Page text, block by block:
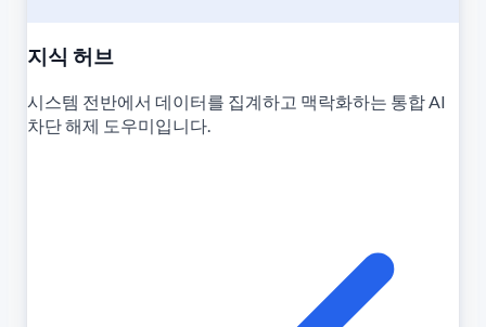
지식 허브
시스템 전반에서 데이터를 집계하고 맥락화하는 통합 AI
차단 해제 도우미입니다.